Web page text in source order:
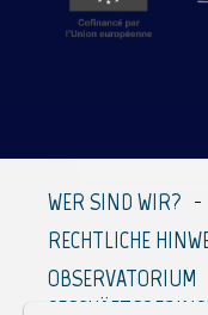
WER SIND WIR?
RECHTLICHE
OBSERVATORIUM